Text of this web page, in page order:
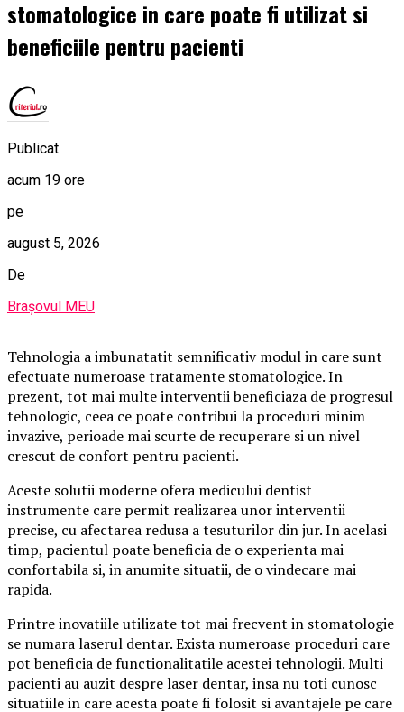
stomatologice in care poate fi utilizat si
beneficiile pentru pacienti
Publicat
acum 19 ore
pe
august 5, 2026
De
Brașovul MEU
Tehnologia a imbunatatit semnificativ modul in care sunt
efectuate numeroase tratamente stomatologice. In
prezent, tot mai multe interventii beneficiaza de progresul
tehnologic, ceea ce poate contribui la proceduri minim
invazive, perioade mai scurte de recuperare si un nivel
crescut de confort pentru pacienti.
Aceste solutii moderne ofera medicului dentist
instrumente care permit realizarea unor interventii
precise, cu afectarea redusa a tesuturilor din jur. In acelasi
timp, pacientul poate beneficia de o experienta mai
confortabila si, in anumite situatii, de o vindecare mai
rapida.
Printre inovatiile utilizate tot mai frecvent in stomatologie
se numara laserul dentar. Exista numeroase proceduri care
pot beneficia de functionalitatile acestei tehnologii. Multi
pacienti au auzit despre laser dentar, insa nu toti cunosc
situatiile in care acesta poate fi folosit si avantajele pe care